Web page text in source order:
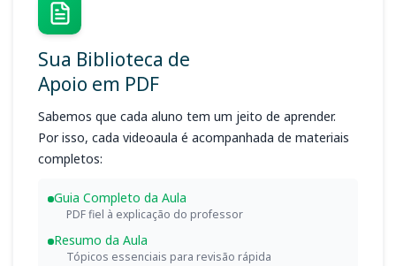
Sua Biblioteca de
Apoio em PDF
Sabemos que cada aluno tem um jeito de aprender.
Por isso, cada videoaula é acompanhada de materiais
completos:
Guia Completo da Aula
PDF fiel à explicação do professor
Resumo da Aula
Tópicos essenciais para revisão rápida